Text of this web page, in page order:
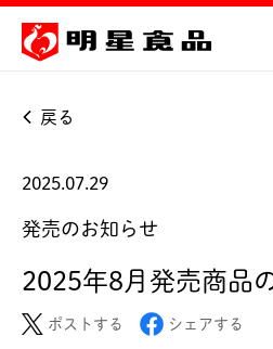
戻る
2025.07.29
発売のお知らせ
2025年8月発売商品
ポストする シェアする